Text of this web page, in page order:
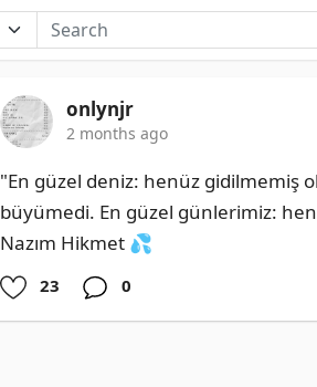
onlynjr
2 months ago
"En güzel deniz: henüz gidilmemiş
büyümedi. En güzel günlerimiz:
Nazım Hikmet 💦
23 0